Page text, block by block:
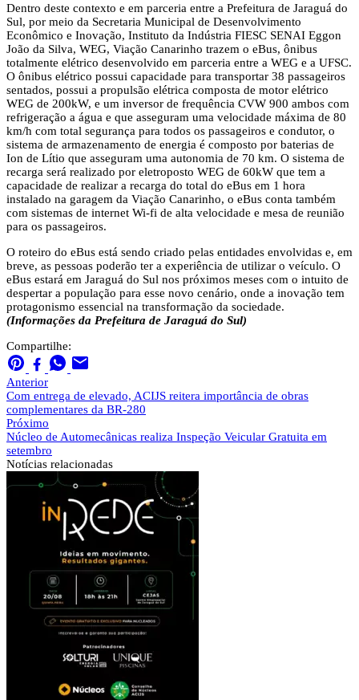
Dentro deste contexto e em parceria entre a Prefeitura de Jaraguá do
Sul, por meio da Secretaria Municipal de Desenvolvimento
Econômico e Inovação, Instituto da Indústria FIESC SENAI Eggon
João da Silva, WEG, Viação Canarinho trazem o eBus, ônibus
totalmente elétrico desenvolvido em parceria entre a WEG e a UFSC.
O ônibus elétrico possui capacidade para transportar 38 passageiros
sentados, possui a propulsão elétrica composta de motor elétrico
WEG de 200kW, e um inversor de frequência CVW 900 ambos com
refrigeração a água e que asseguram uma velocidade máxima de 80
km/h com total segurança para todos os passageiros e condutor, o
sistema de armazenamento de energia é composto por baterias de
Ion de Lítio que asseguram uma autonomia de 70 km. O sistema de
recarga será realizado por eletroposto WEG de 60kW que tem a
capacidade de realizar a recarga do total do eBus em 1 hora
instalado na garagem da Viação Canarinho, o eBus conta também
com sistemas de internet Wi-fi de alta velocidade e mesa de reunião
para os passageiros.
O roteiro do eBus está sendo criado pelas entidades envolvidas e, em
breve, as pessoas poderão ter a experiência de utilizar o veículo. O
eBus estará em Jaraguá do Sul nos próximos meses com o intuito de
despertar a população para esse novo cenário, onde a inovação tem
protagonismo essencial na transformação da sociedade.
(Informações da Prefeitura de Jaraguá do Sul)
Compartilhe:
Anterior
Com entrega de elevado, ACIJS reitera importância de obras
complementares da BR-280
Próximo
Núcleo de Automecânicas realiza Inspeção Veicular Gratuita em
setembro
Notícias relacionadas